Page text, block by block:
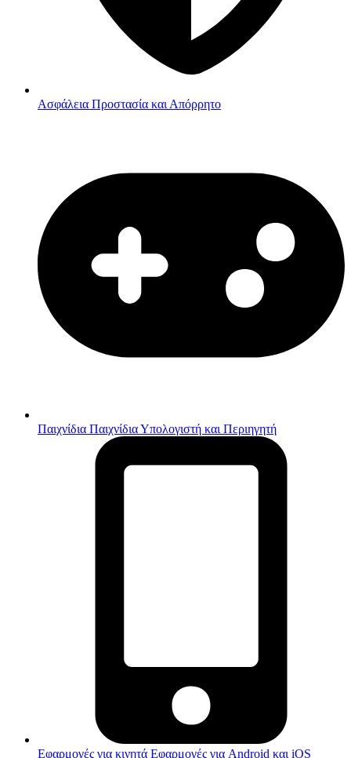
Ασφάλεια Προστασία και Απόρρητο
Παιχνίδια Παιχνίδια Υπολογιστή και Περιηγητή
Εφαρμογές για κινητά Εφαρμογές για Android και iOS